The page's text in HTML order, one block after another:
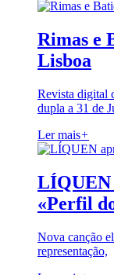
Rimas e
Lisboa
Revista digital
dupla a 31 de
Ler mais+
LÍQUEN
«Perfil
Nova canção
representação,